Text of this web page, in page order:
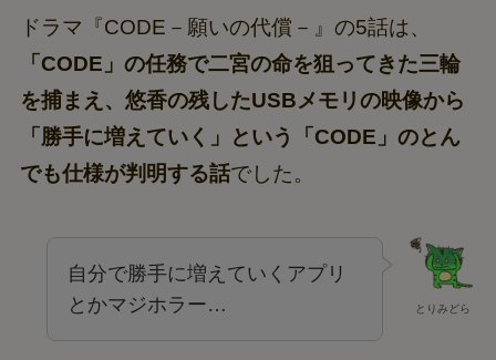
ドラマ『CODE－願いの代償－』の5話は、
「CODE」の任務で二宮の命を狙ってきた三輪
を捕まえ、悠香の残したUSBメモリの映像から
「勝手に増えていく」という「CODE」のとん
でも仕様が判明する話でした。
とりみどら
自分で勝手に増えていくアプリ
とかマジホラー…